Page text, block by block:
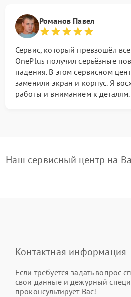
Романов Павел
Сервис, который превзошёл
OnePlus получил серьёзные
падения. В этом сервисном
заменили экран и корпус. Я
работы и вниманием к деталям.
Наш сервисный центр на
Контактная информация
Если требуется задать вопрос
свои данные и дежурный
проконсультирует Вас!